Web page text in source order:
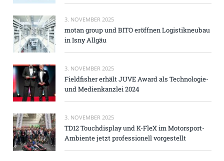
3. NOVEMBER 2025
motan group und BITO eröffnen Logistikneubau
in Isny Allgäu
3. NOVEMBER 2025
Fieldfisher erhält JUVE Award als Technologie-
und Medienkanzlei 2024
3. NOVEMBER 2025
TD12 Touchdisplay und K-FleX im Motorsport-
Ambiente jetzt professionell vorgestellt